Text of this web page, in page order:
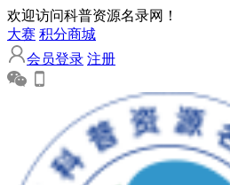
欢迎访问科普资源名录网！
大赛 积分商城
会员登录 注册